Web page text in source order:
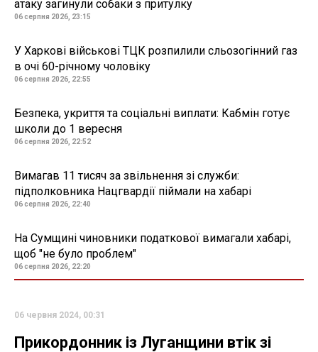
атаку загинули собаки з притулку
06 серпня 2026, 23:15
У Харкові військові ТЦК розпилили сльозогінний газ
в очі 60-річному чоловіку
06 серпня 2026, 22:55
Безпека, укриття та соціальні виплати: Кабмін готує
школи до 1 вересня
06 серпня 2026, 22:52
Вимагав 11 тисяч за звільнення зі служби:
підполковника Нацгвардії піймали на хабарі
06 серпня 2026, 22:40
На Сумщині чиновники податкової вимагали хабарі,
щоб "не було проблем"
06 серпня 2026, 22:20
06 червня 2024, 00:31
Прикордонник із Луганщини втік зі